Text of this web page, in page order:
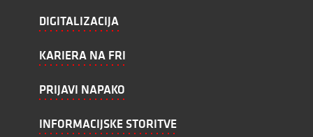
DIGITALIZACIJA
KARIERA NA FRI
PRIJAVI NAPAKO
INFORMACIJSKE STORITVE